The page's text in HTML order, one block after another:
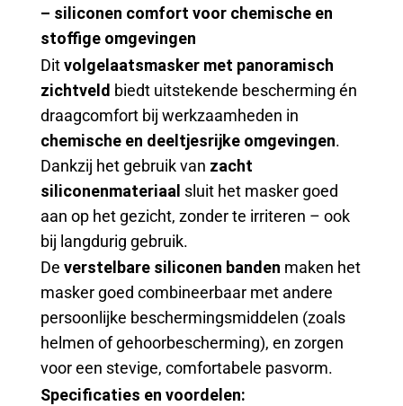
– siliconen comfort voor chemische en
stoffige omgevingen
Ditvolgelaatsmasker met panoramisch
zichtveld biedt uitstekende bescherming én
draagcomfort bij werkzaamheden in
chemische en deeltjesrijke omgevingen.
Dankzij het gebruik van zacht
siliconenmateriaal sluit het masker goed
aan op het gezicht, zonder te irriteren – ook
bij langdurig gebruik.
De verstelbare siliconen banden maken het
masker goed combineerbaar met andere
persoonlijke beschermingsmiddelen (zoals
helmen of gehoorbescherming), en zorgen
voor een stevige, comfortabele pasvorm.
Specificaties en voordelen: